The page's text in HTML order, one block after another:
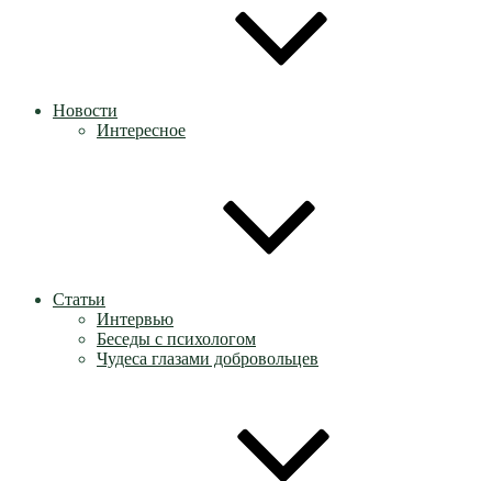
Новости
Интересное
Статьи
Интервью
Беседы с психологом
Чудеса глазами добровольцев